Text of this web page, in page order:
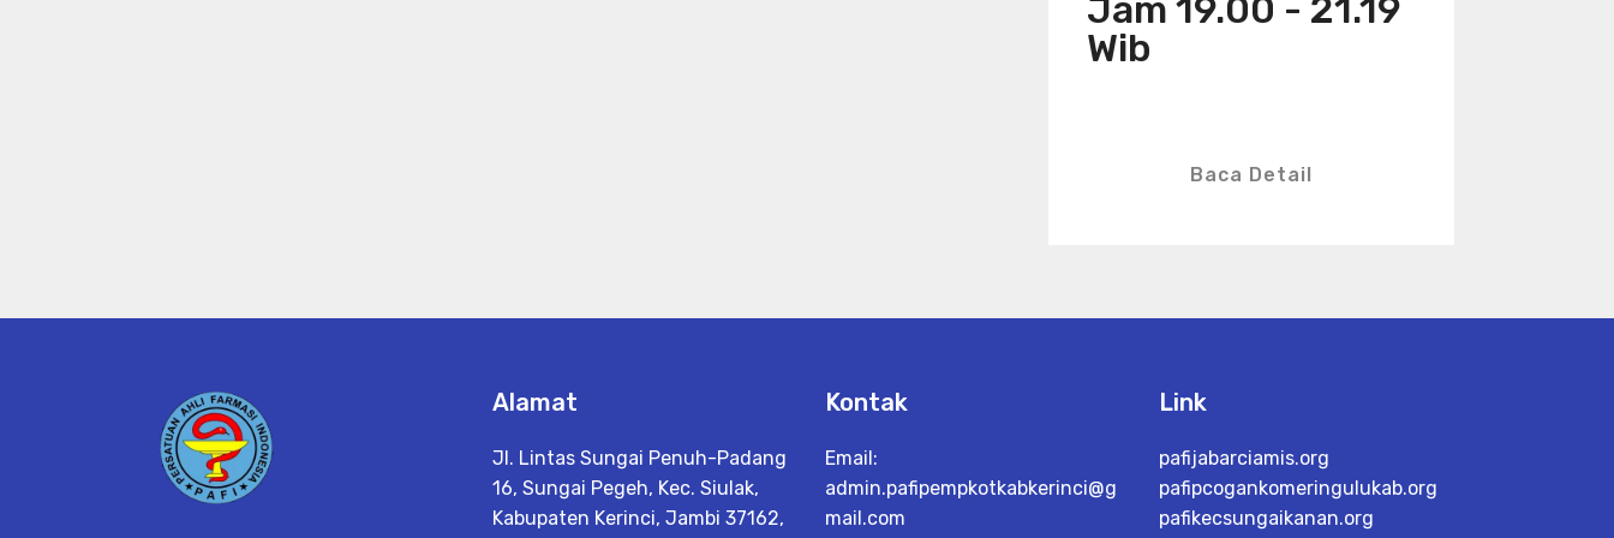
Jam 19.00 - 21.19
Wib
Baca Detail
Alamat
Jl. Lintas Sungai Penuh-Padang
16, Sungai Pegeh, Kec. Siulak,
Kabupaten Kerinci, Jambi 37162,
Kontak
Email:
admin.pafipempkotkabkerinci@g
mail.com
Link
pafijabarciamis.org
pafipcogankomeringulukab.org
pafikecsungaikanan.org